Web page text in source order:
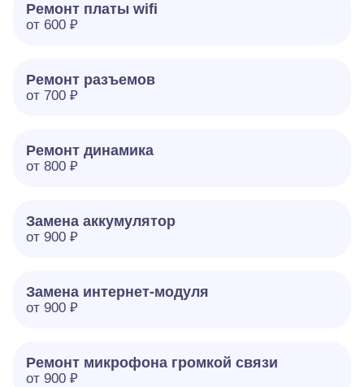
Ремонт платы wifi
от 600 ₽
Ремонт разъемов
от 700 ₽
Ремонт динамика
от 800 ₽
Замена аккумулятор
от 900 ₽
Замена интернет-модуля
от 900 ₽
Ремонт микрофона громкой связи
от 900 ₽